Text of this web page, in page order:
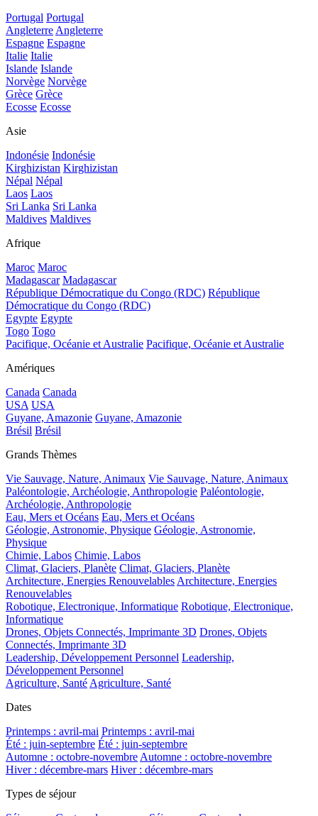
Portugal Portugal
Angleterre Angleterre
Espagne Espagne
Italie Italie
Islande Islande
Norvège Norvège
Grèce Grèce
Ecosse Ecosse
Asie
Indonésie Indonésie
Kirghizistan Kirghizistan
Népal Népal
Laos Laos
Sri Lanka Sri Lanka
Maldives Maldives
Afrique
Maroc Maroc
Madagascar Madagascar
République Démocratique du Congo (RDC) République
Démocratique du Congo (RDC)
Egypte Egypte
Togo Togo
Pacifique, Océanie et Australie Pacifique, Océanie et Australie
Amériques
Canada Canada
USA USA
Guyane, Amazonie Guyane, Amazonie
Brésil Brésil
Grands Thèmes
Vie Sauvage, Nature, Animaux Vie Sauvage, Nature, Animaux
Paléontologie, Archéologie, Anthropologie Paléontologie,
Archéologie, Anthropologie
Eau, Mers et Océans Eau, Mers et Océans
Géologie, Astronomie, Physique Géologie, Astronomie,
Physique
Chimie, Labos Chimie, Labos
Climat, Glaciers, Planète Climat, Glaciers, Planète
Architecture, Energies Renouvelables Architecture, Energies
Renouvelables
Robotique, Electronique, Informatique Robotique, Electronique,
Informatique
Drones, Objets Connectés, Imprimante 3D Drones, Objets
Connectés, Imprimante 3D
Leadership, Développement Personnel Leadership,
Développement Personnel
Agriculture, Santé Agriculture, Santé
Dates
Printemps : avril-mai Printemps : avril-mai
Été : juin-septembre Été : juin-septembre
Automne : octobre-novembre Automne : octobre-novembre
Hiver : décembre-mars Hiver : décembre-mars
Types de séjour